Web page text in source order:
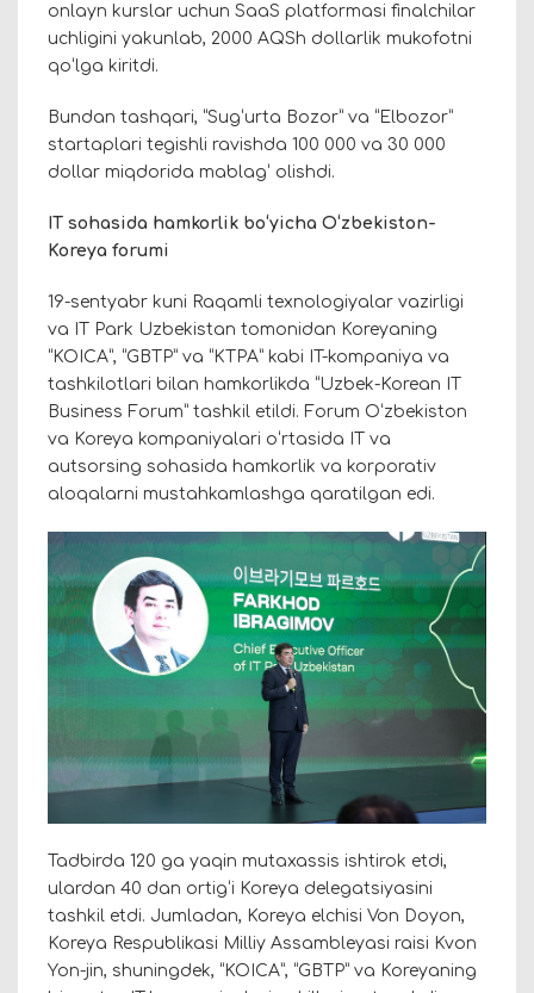
onlayn kurslar uchun SaaS platformasi finalchilar
uchligini yakunlab, 2000 AQSh dollarlik mukofotni
qoʻlga kiritdi.
Bundan tashqari, “Sug‘urta Bozor” va “Elbozor”
startaplari tegishli ravishda 100 000 va 30 000
dollar miqdorida mablag‘ olishdi.
IT sohasida hamkorlik boʻyicha Oʻzbekiston-
Koreya forumi
19-sentyabr kuni Raqamli texnologiyalar vazirligi
va IT Park Uzbekistan tomonidan Koreyaning
“KOICA”, “GBTP” va “KTPA” kabi IT-kompaniya va
tashkilotlari bilan hamkorlikda “Uzbek-Korean IT
Business Forum” tashkil etildi. Forum Oʻzbekiston
va Koreya kompaniyalari oʻrtasida IT va
autsorsing sohasida hamkorlik va korporativ
aloqalarni mustahkamlashga qaratilgan edi.
Tadbirda 120 ga yaqin mutaxassis ishtirok etdi,
ulardan 40 dan ortigʻi Koreya delegatsiyasini
tashkil etdi. Jumladan, Koreya elchisi Von Doyon,
Koreya Respublikasi Milliy Assambleyasi raisi Kvon
Yon-jin, shuningdek, “KOICA”, “GBTP” va Koreyaning